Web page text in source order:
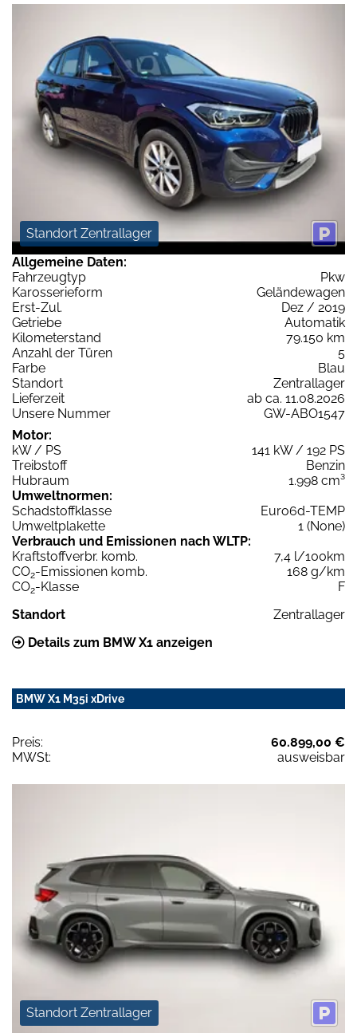
Standort Zentrallager
Allgemeine Daten:
Fahrzeugtyp
Pkw
Karosserieform
Geländewagen
Erst-Zul.
Dez / 2019
Getriebe
Automatik
Kilometerstand
79.150 km
Anzahl der Türen
5
Farbe
Blau
Standort
Zentrallager
Lieferzeit
ab ca. 11.08.2026
Unsere Nummer
GW-ABO1547
Motor:
kW / PS
141 kW / 192 PS
Treibstoff
Benzin
Hubraum
1.998 cm³
Umweltnormen:
Schadstoffklasse
Euro6d-TEMP
Umweltplakette
1 (None)
Verbrauch und Emissionen nach WLTP:
Kraftstoffverbr. komb.
7,4 l/100km
CO2-Emissionen komb.
168 g/km
CO2-Klasse
F
Standort
Zentrallager
Details zum BMW X1 anzeigen
BMW X1 M35i xDrive
Preis:
60.899,00 €
MWSt:
ausweisbar
Standort Zentrallager